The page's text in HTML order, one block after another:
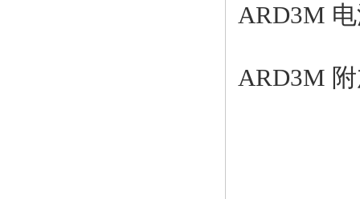
ARD3M
ARD3M